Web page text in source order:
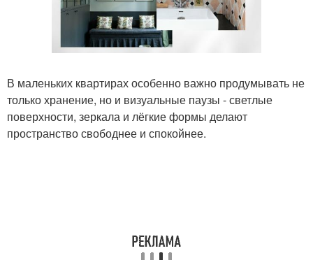
В маленьких квартирах особенно важно продумывать не
только хранение, но и визуальные паузы - светлые
поверхности, зеркала и лёгкие формы делают
пространство свободнее и спокойнее.